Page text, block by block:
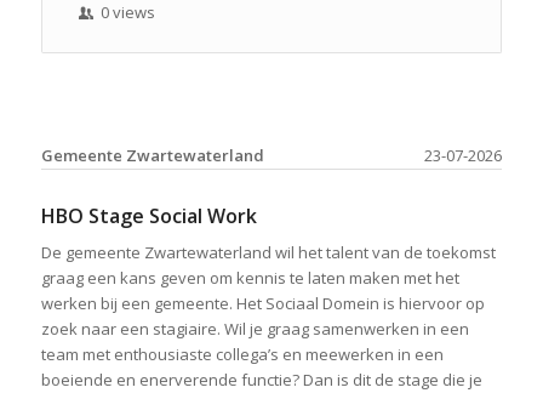
0 views
23-07-2026
Gemeente Zwartewaterland
HBO Stage Social Work
De gemeente Zwartewaterland wil het talent van de toekomst
graag een kans geven om kennis te laten maken met het
werken bij een gemeente. Het Sociaal Domein is hiervoor op
zoek naar een stagiaire. Wil je graag samenwerken in een
team met enthousiaste collega’s en meewerken in een
boeiende en enerverende functie? Dan is dit de stage die je